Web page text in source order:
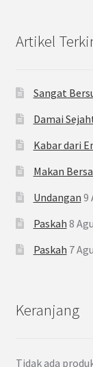
Artikel
Sangat
Damai
Kabar dari
Makan
Undangan 9
Paskah 8
Paskah 7
Keranjang
Tidak ada